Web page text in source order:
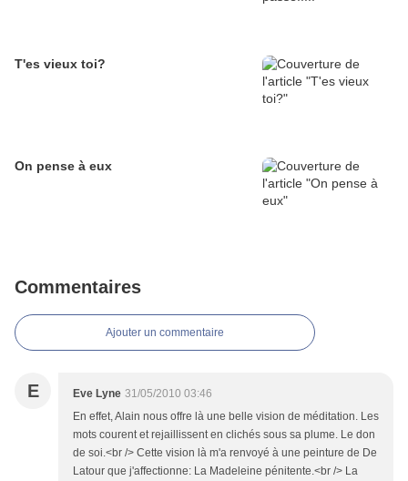
T'es vieux toi?
On pense à eux
Commentaires
Ajouter un commentaire
E Eve Lyne 31/05/2010 03:46
En effet, Alain nous offre là une belle vision de méditation. Les
mots courent et rejaillissent en clichés sous sa plume. Le don
de soi.<br /> Cette vision là m'a renvoyé à une peinture de De
Latour que j'affectionne: La Madeleine pénitente.<br /> La